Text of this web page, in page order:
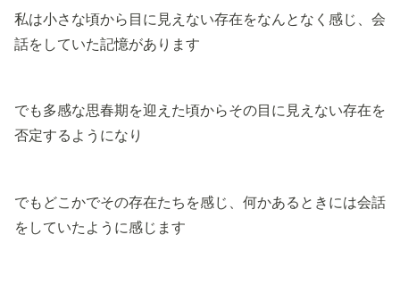
私は小さな頃から目に見えない存在をなんとなく感じ、会
話をしていた記憶があります
でも多感な思春期を迎えた頃からその目に見えない存在を
否定するようになり
でもどこかでその存在たちを感じ、何かあるときには会話
をしていたように感じます